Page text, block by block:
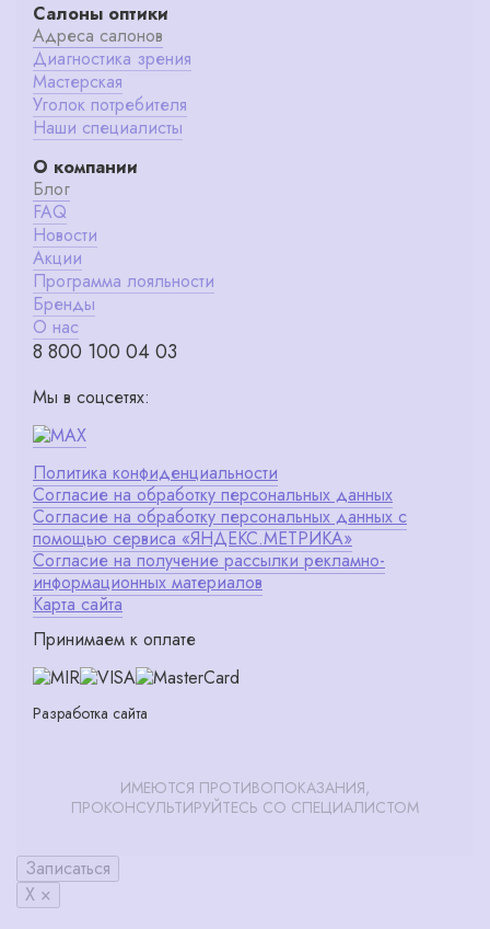
Салоны оптики
Адреса салонов
Диагностика зрения
Мастерская
Уголок потребителя
Наши специалисты
О компании
Блог
FAQ
Новости
Акции
Программа лояльности
Бренды
О нас
8 800 100 04 03
Мы в соцсетях:
Политика конфиденциальности
Согласие на обработку персональных данных
Согласие на обработку персональных данных с
помощью сервиса «ЯНДЕКС.МЕТРИКА»
Согласие на получение рассылки рекламно-
информационных материалов
Карта сайта
Принимаем к оплате
Разработка сайта
ИМЕЮТСЯ ПРОТИВОПОКАЗАНИЯ,
ПРОКОНСУЛЬТИРУЙТЕСЬ СО СПЕЦИАЛИСТОМ
Записаться
X ×